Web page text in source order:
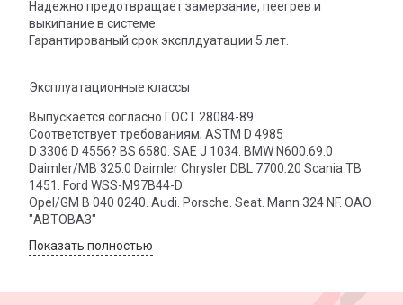
Надежно предотвращает замерзание, пеегрев и
выкипание в системе
Гарантированый срок эксплдуатации 5 лет.
Эксплуатационные классы
Выпускается согласно ГОСТ 28084-89
Соответствует требованиям; ASTM D 4985
D 3306 D 4556? BS 6580. SAE J 1034. BMW N600.69.0
Daimler/MB 325.0 Daimler Chrysler DBL 7700.20 Scania TB
1451. Ford WSS-M97B44-D
Opel/GM B 040 0240. Audi. Porsche. Seat. Mann 324 NF. ОАО
"АВТОВАЗ"
Показать полностью